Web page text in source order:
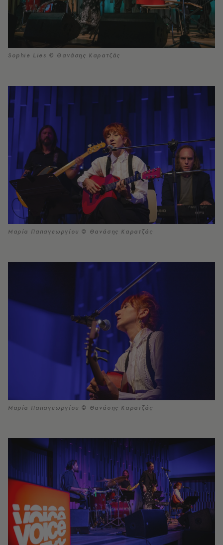
Sophie Lies © Θανάσης Καρατζάς
Μαρία Παπαγεωργίου © Θανάσης Καρατζάς
Μαρία Παπαγεωργίου © Θανάσης Καρατζάς